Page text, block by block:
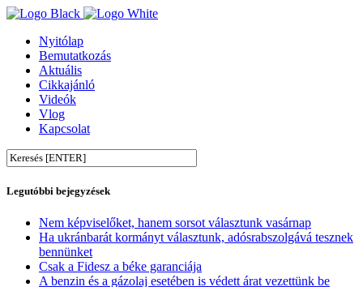
Nyitólap
Bemutatkozás
Aktuális
Cikkajánló
Videók
Vlog
Kapcsolat
Legutóbbi bejegyzések
Nem képviselőket, hanem sorsot választunk vasárnap
Ha ukránbarát kormányt választunk, adósrabszolgává tesznek
bennünket
Csak a Fidesz a béke garanciája
A benzin és a gázolaj esetében is védett árat vezettünk be